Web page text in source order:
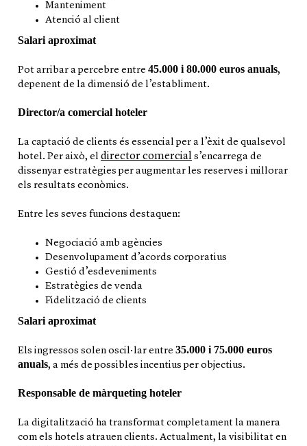
Manteniment
Atenció al client
Salari aproximat
Pot arribar a percebre entre 45.000 i 80.000 euros anuals,
depenent de la dimensió de l’establiment.
Director/a comercial hoteler
La captació de clients és essencial per a l’èxit de qualsevol
hotel. Per això, el director comercial s’encarrega de
dissenyar estratègies per augmentar les reserves i millorar
els resultats econòmics.
Entre les seves funcions destaquen:
Negociació amb agències
Desenvolupament d’acords corporatius
Gestió d’esdeveniments
Estratègies de venda
Fidelització de clients
Salari aproximat
Els ingressos solen oscil·lar entre 35.000 i 75.000 euros
anuals, a més de possibles incentius per objectius.
Responsable de màrqueting hoteler
La digitalització ha transformat completament la manera
com els hotels atrauen clients. Actualment, la visibilitat en